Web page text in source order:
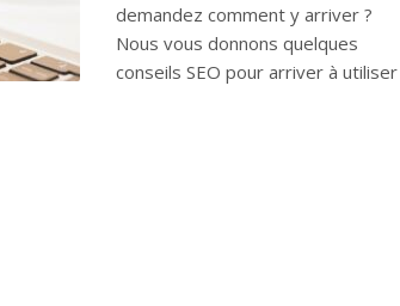
demandez comment y arriver ?
Nous vous donnons quelques
conseils SEO pour arriver à utiliser